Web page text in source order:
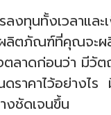
ลงทุนทั้งเวลาแ
ลิตภัณฑ์ที่คุณจะ
ลาดก่อนว่า มีวั
ราคาไว้อย่างไ
งชัดเจนขึ้น